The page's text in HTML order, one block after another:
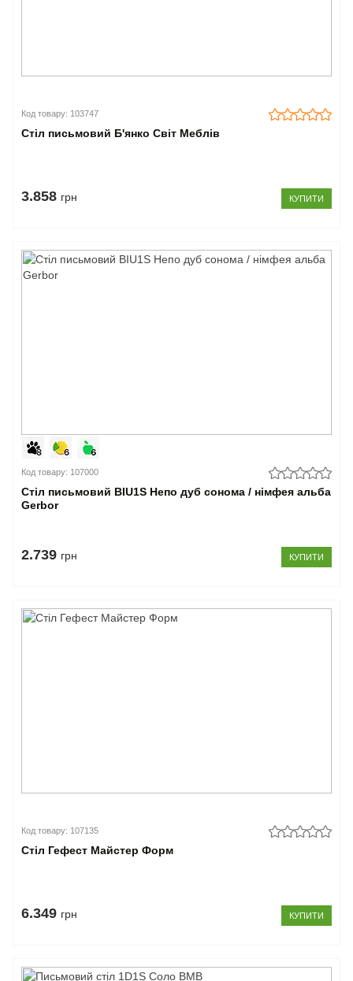
Код товару: 103747
Стіл письмовий Б'янко Світ Меблів
3.858 грн КУПИТИ
Код товару: 107000
Стіл письмовий BIU1S Непо дуб сонома / німфея альба
Gerbor
2.739 грн КУПИТИ
Код товару: 107135
Стіл Гефест Майстер Форм
6.349 грн КУПИТИ